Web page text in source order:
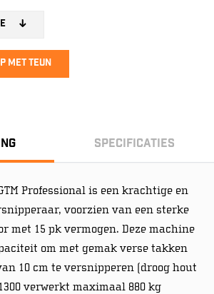
met Teun
Specificaties
Professional is een krachtige en
voorzien van een sterke
met 15 pk vermogen. Deze machine
om met gemak verse takken
10 cm te versnipperen (droog hout
verwerkt maximaal 880 kg